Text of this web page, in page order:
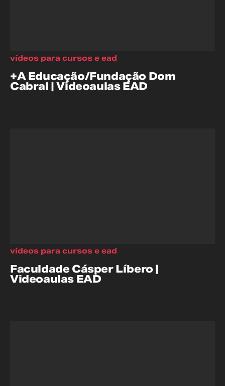
+A Educação/Fundação Dom
Cabral | Videoaulas EAD
vídeos para cursos e ead
Faculdade Cásper Líbero |
Videoaulas EAD
vídeos para cursos e ead